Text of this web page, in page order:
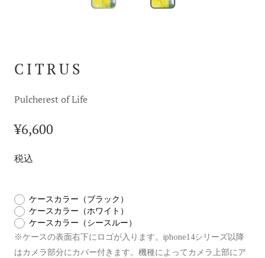
CITRUS
Pulcherest of Life
¥6,600
税込
ケースカラー（ブラック）
ケースカラー（ホワイト）
ケースカラー（シースルー）
※ケースの表面右下にロゴが入ります。iphone14シリーズ以降
はカメラ部分にカバー付きます。機種によってカメラ上部にア